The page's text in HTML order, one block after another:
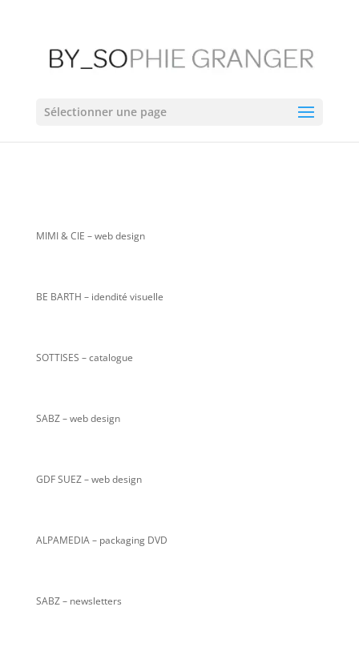
Sélectionner une page
MIMI & CIE – web design
BE BARTH – idendité visuelle
SOTTISES – catalogue
SABZ– web design
GDF SUEZ – web design
ALPAMEDIA – packaging DVD
SABZ – newsletters